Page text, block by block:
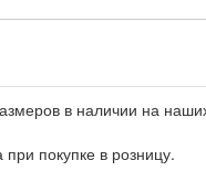
в наличии на
покупке в розницу.